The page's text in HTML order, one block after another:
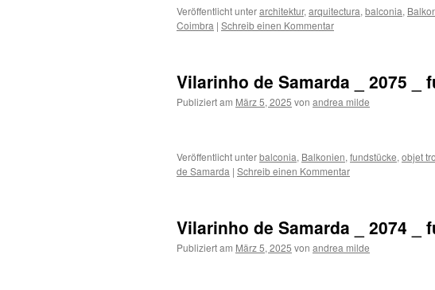
Veröffentlicht unterarchitektur, arquitectura, balconia,
Coimbra | Schreib einen Kommentar
Vilarinho de Samarda _ 2075 _
Publiziert am März 5, 2025 von andrea milde
Veröffentlicht unterbalconia, Balkonien, fundstücke, objet
de Samarda | Schreib einen Kommentar
Vilarinho de Samarda _ 2074 _
Publiziert am März 5, 2025 von andrea milde